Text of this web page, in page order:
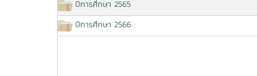
ปีการศึกษา 2565
ปีการศึกษา 2566